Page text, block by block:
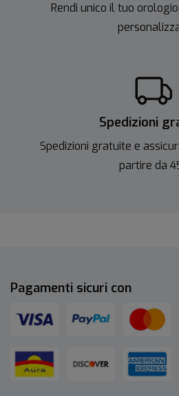
Rendi unico il tuo
Spedizioni
Spedizioni gratuite e
partire da
Pagamenti sicuri con